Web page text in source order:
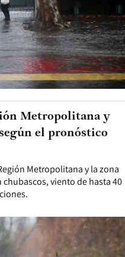
Metropolitana y la zona
viento de hasta 40
Metropolitana y
el pronóstico